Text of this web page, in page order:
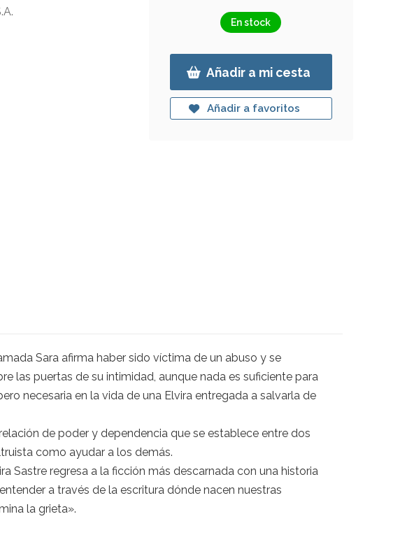
En stock
Añadir a mi cesta
Añadir a favoritos
Sara afirma haber sido víctima de un abuso y se
las puertas de su intimidad, aunque nada es suficiente para
necesaria en la vida de una Elvira entregada a salvarla de
de poder y dependencia que se establece entre dos
como ayudar a los demás.
Sastre regresa a la ficción más descarnada con una historia
a través de la escritura dónde nacen nuestras
la grieta».